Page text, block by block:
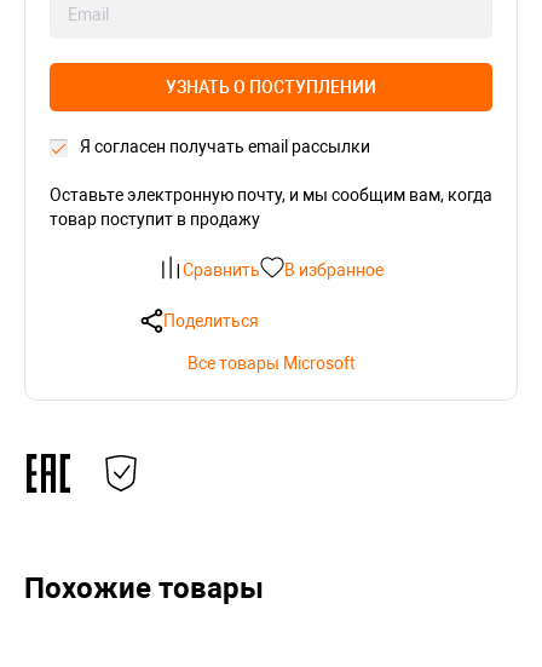
УЗНАТЬ О ПОСТУПЛЕНИИ
Я согласен получать email рассылки
Оставьте электронную почту, и мы сообщим вам, когда
товар поступит в продажу
Сравнить В избранное
Поделиться
Все товары Microsoft
Похожие товары